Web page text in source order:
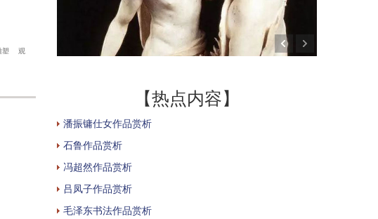
塑
观
【热点内容】
潘振镛仕女作品赏析
石鲁作品赏析
冯超然作品赏析
吕凤子作品赏析
毛泽东书法作品赏析